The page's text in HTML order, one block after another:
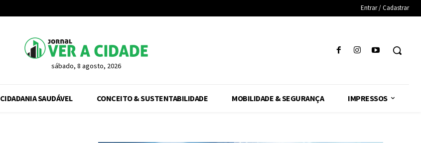
Entrar / Cadastrar
sábado, 8 agosto, 2026
CIDADANIA SAUDÁVEL CONCEITO & SUSTENTABILIDADE MOBILIDADE & SEGURANÇA IMPRESSOS